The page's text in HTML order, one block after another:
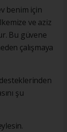
benim için
ve aziz
Bu güvene
çalışmaya
şu